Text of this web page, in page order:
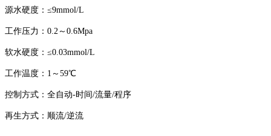
源水硬度：≤9mmol/L
工作压力：0.2～0.6Mpa
软水硬度：≤0.03mmol/L
工作温度：1～59℃
控制方式：全自动-时间/流量/程序
再生方式：顺流/逆流